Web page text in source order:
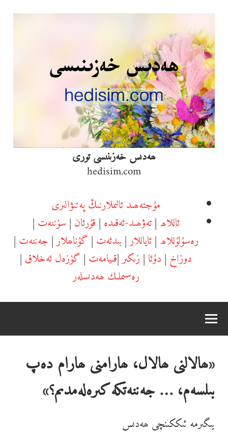
Skip
content
ھەدىس خەزىنىسى تورى
hedisim.com
مۇجتەھىد ئالىملارنىڭ پەتىۋالىرى
ئاللاھ|تەۋھىد-ئەقىدە|قۇرئان|سۈننەت|
رەسۇلۇللاھ|ئاياللار|بىدئەت|گۇناھلار|جەننەت|
دوزاخ|دۇئا|زىكىر|قىيامەت|گۈزەل ئەخلاق|
رەسىملىك ھەدىسلەر
«ھالالنى ھالال، ھارامنى ھارام دەپ
بىلسەم، … جەننەتكە كىرەلەمدىم؟»
يىگىرمە ئىككىنچى ھەدىس